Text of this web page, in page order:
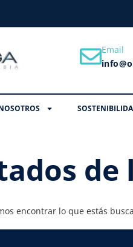
Email
de
encontrar lo que estás